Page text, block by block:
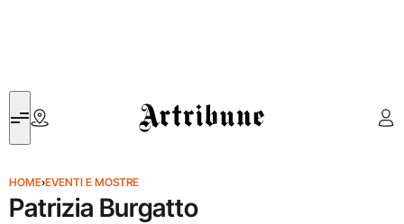
Artribune
HOME›EVENTI E MOSTRE
Patrizia Burgatto